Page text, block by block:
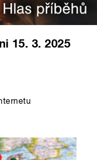
15. 3. 2025